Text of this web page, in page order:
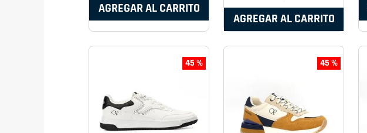
AGREGAR AL CARRITO
AGREGAR AL CARRITO
45 % 45 %